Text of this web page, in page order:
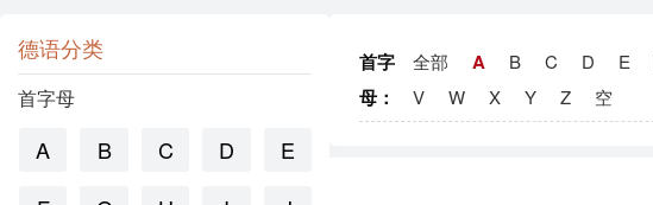
德语分类
首字母
A B C D
E
首字
母：
全部 A B C D E
V
W X Y Z 空